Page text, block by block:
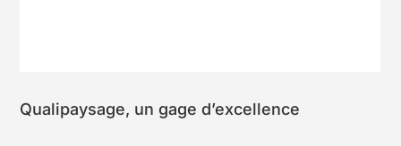
Qualipaysage, un gage d’excellence